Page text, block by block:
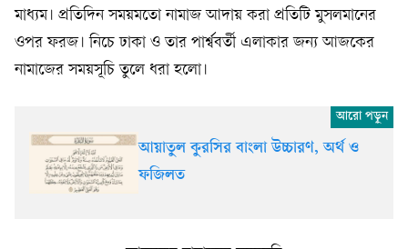
মাধ্যম। প্রতিদিন সময়মতো নামাজ আদায় করা প্রতিটি মুসলমানের
ওপর ফরজ। নিচে ঢাকা ও তার পার্শ্ববর্তী এলাকার জন্য আজকের
নামাজের সময়সূচি তুলে ধরা হলো।
আয়াতুল কুরসির বাংলা উচ্চারণ, অর্থ ও
ফজিলত